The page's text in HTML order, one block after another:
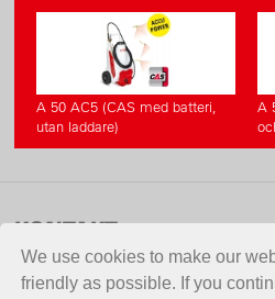
We use cookies to make our
friendly as possible. If you
A 50 AC5 (CAS med batteri,
utan laddare)
A
KONTAKT
Aspergo AB